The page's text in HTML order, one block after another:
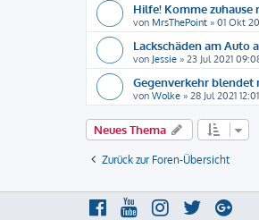
Hilfe! Komme zuhause
von MrsThePoint » 01 Okt
Lackschäden am Auto
von Jessie » 23 Jul 2021
Gegenverkehr blendet
von Wolke » 28 Jul 2021 12:01
Neues Thema
Zurück zur Foren-Übersicht